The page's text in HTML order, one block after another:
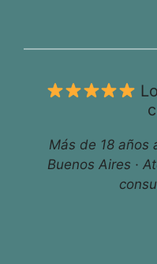
Más de 18 años
Buenos Aires ·